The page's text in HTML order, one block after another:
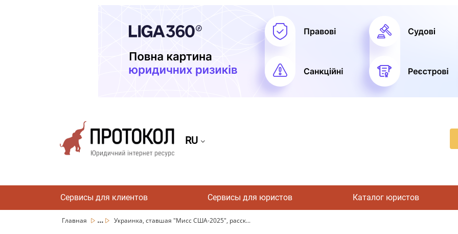
RU
Сервисы для клиентов Сервисы для юристов Каталог юристов
Главная ... Украинка, ставшая "Мисс США-2025", расск...